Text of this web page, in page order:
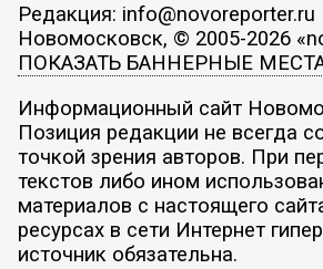
Редакция: info@novoreporter.ru
Новомосковск, © 2005-2026
ПОКАЗАТЬ БАННЕРНЫЕ
Информационный сайт
Позиция редакции не всегда
точкой зрения авторов. При
текстов либо ином
материалов с настоящего
ресурсах в сети Интернет
источник обязательна.